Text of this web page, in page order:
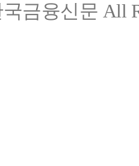
금융신문 All